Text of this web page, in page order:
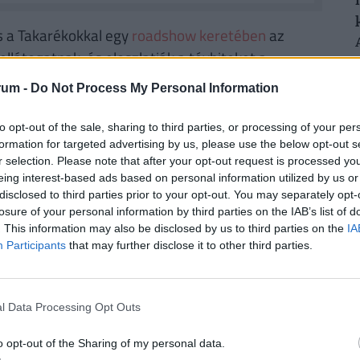
- Do Not Process My Personal Information
opt-out of the sale, sharing to third parties, or processing of your
for targeted advertising by us, please use the below opt-out
selection. Please note that after your opt-out request is processed
interest-based ads based on personal information utilized by us
to third parties prior to your opt-out. You may separately
of your personal information by third parties on the IAB’s list of
This information may also be disclosed by us to third parties on the
Participants that may further disclose it to other third parties.
Data Processing Opt Outs
opt-out of the Sharing of my personal data.
Takarékokkal egyroadshow keretében az
és eloszlatják a tévhiteket a
Tatabányalesz, április 4-én, hétfőn, majd
A helyszínen lehetőség lesz személyes
de online regisztrációhoz kötött